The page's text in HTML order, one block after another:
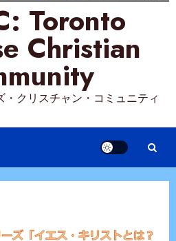
Toronto
Christian
・クリスチャン・コミュニティ